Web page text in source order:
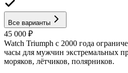
Все варианты
45 000 ₽
Watch Triumph с 2000 года
часы для мужчин экстремальных
моряков, лётчиков, полярников.